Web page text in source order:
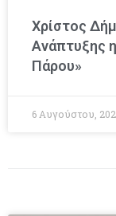
Χρίστος
Ανάπτυξης
Πάρου»
6 Αυγούστου,